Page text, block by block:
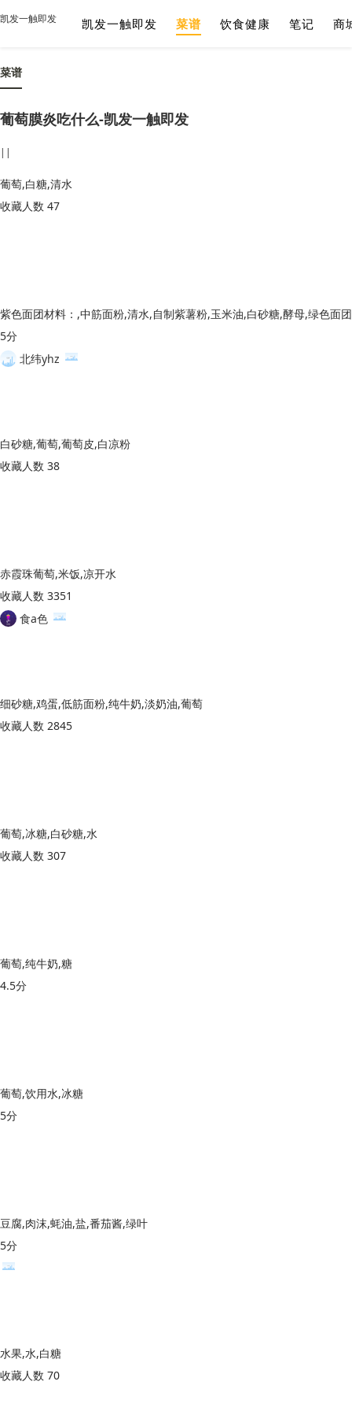
凯发一触即发 凯发一触即发 菜谱 饮食健康 笔记 商
菜谱
葡萄膜炎吃什么-凯发一触即发
||
葡萄,白糖,清水
收藏人数 47
5分
北纬yhz
白砂糖,葡萄,葡萄皮,白凉粉
收藏人数 38
赤霞珠葡萄,米饭,凉开水
收藏人数 3351
食a色
细砂糖,鸡蛋,低筋面粉,纯牛奶,淡奶油,葡萄
收藏人数 2845
葡萄,冰糖,白砂糖,水
收藏人数 307
葡萄,纯牛奶,糖
4.5分
葡萄,饮用水,冰糖
5分
豆腐,肉沫,蚝油,盐,番茄酱,绿叶
5分
水果,水,白糖
收藏人数 70